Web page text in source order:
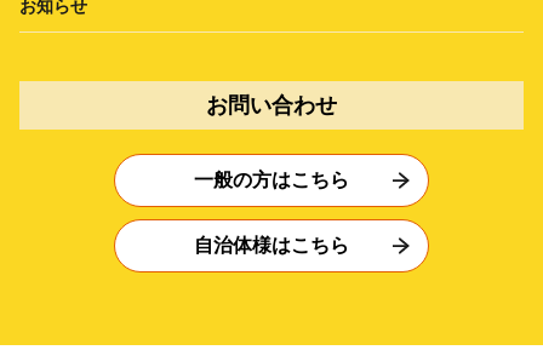
お知らせ
お問い合わせ
一般の方はこちら
自治体様はこちら